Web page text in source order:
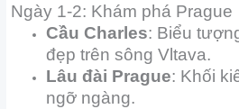
Ngày 1-2: Khám phá Prague
Cầu Charles: Biểu
đẹp trên sông Vltava.
Lâu đài Prague: Khối
ngỡ ngàng.